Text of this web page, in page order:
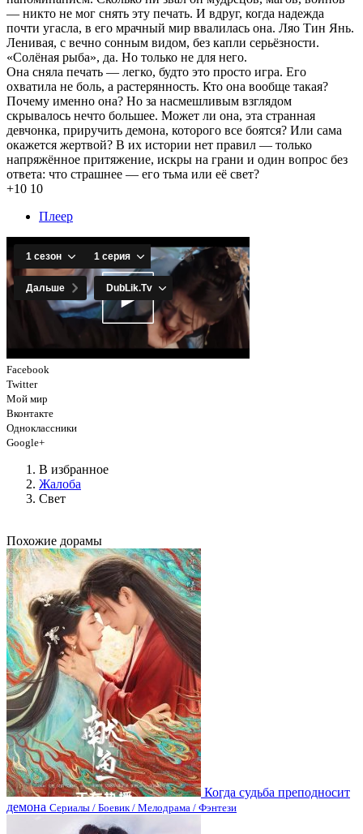
— никто не мог снять эту печать. И вдруг, когда надежда
почти угасла, в его мрачный мир ввалилась она. Ляо Тин Янь.
Ленивая, с вечно сонным видом, без капли серьёзности.
«Солёная рыба», да. Но только не для него.
Она сняла печать — легко, будто это просто игра. Его
охватила не боль, а растерянность. Кто она вообще такая?
Почему именно она? Но за насмешливым взглядом
скрывалось нечто большее. Может ли она, эта странная
девчонка, приручить демона, которого все боятся? Или сама
окажется жертвой? В их истории нет правил — только
напряжённое притяжение, искры на грани и один вопрос без
ответа: что страшнее — его тьма или её свет?
+10 10
Плеер
Facebook
Twitter
Мой мир
Вконтакте
Одноклассники
Google+
В избранное
Жалоба
Свет
Похожие дорамы
Когда судьба преподносит
демона Сериалы / Боевик / Мелодрама / Фэнтези